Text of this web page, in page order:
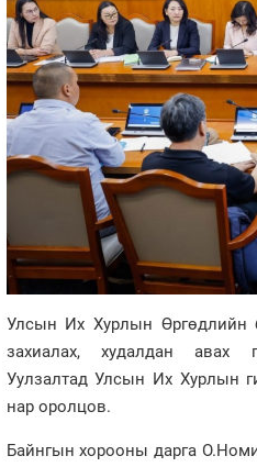
Улсын Их Хурлын Өргөдлийн
захиалах, худалдан авах
Уулзалтад Улсын Их Хурлын
нар оролцов.
Байнгын хорооны дарга